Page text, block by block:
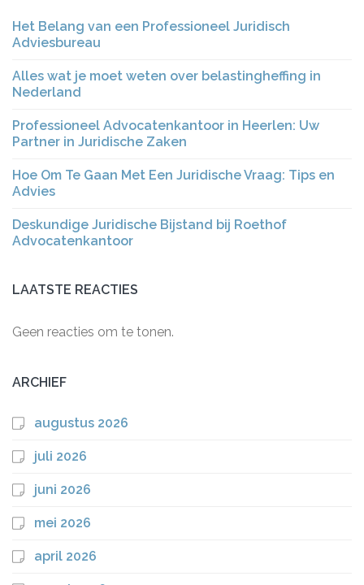
Het Belang van een Professioneel Juridisch
Adviesbureau
Alles wat je moet weten over belastingheffing in
Nederland
Professioneel Advocatenkantoor in Heerlen: Uw
Partner in Juridische Zaken
Hoe Om Te Gaan Met Een Juridische Vraag: Tips en
Advies
Deskundige Juridische Bijstand bij Roethof
Advocatenkantoor
LAATSTE REACTIES
Geen reacties om te tonen.
ARCHIEF
augustus 2026
juli 2026
juni 2026
mei 2026
april 2026